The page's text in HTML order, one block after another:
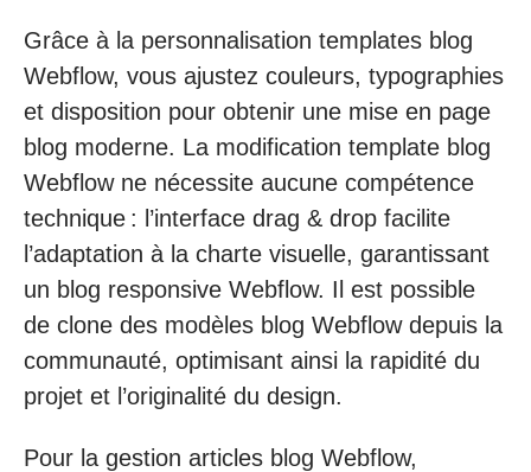
Grâce à la personnalisation templates blog
Webflow, vous ajustez couleurs, typographies
et disposition pour obtenir une mise en page
blog moderne. La modification template blog
Webflow ne nécessite aucune compétence
technique : l’interface drag & drop facilite
l’adaptation à la charte visuelle, garantissant
un blog responsive Webflow. Il est possible
de clone des modèles blog Webflow depuis la
communauté, optimisant ainsi la rapidité du
projet et l’originalité du design.
Pour la gestion articles blog Webflow,